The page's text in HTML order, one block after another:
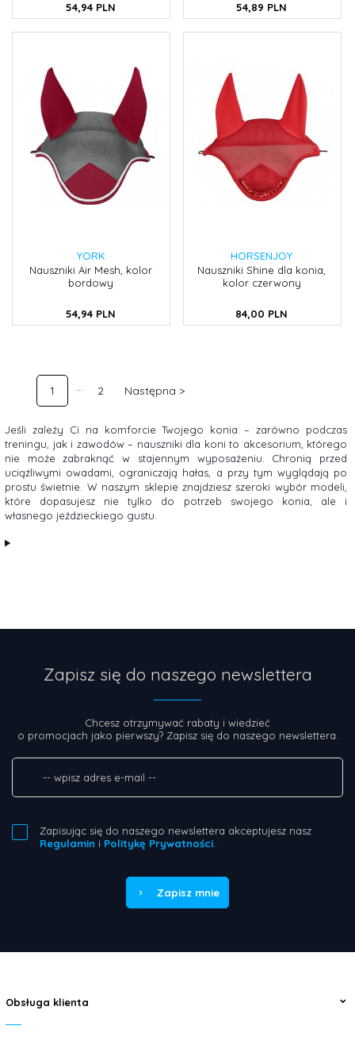
54,94 PLN 54,89 PLN
YORK
Nauszniki Air Mesh, kolor
bordowy
54,94 PLN
HORSENJOY
Nauszniki Shine dla konia,
kolor czerwony
84,00 PLN
1 2 Następna >
Jeśli zależy Ci na komforcie Twojego konia – zarówno podczas
treningu, jak i zawodów – nauszniki dla koni to akcesorium, którego
nie może zabraknąć w stajennym wyposażeniu. Chronią przed
uciążliwymi owadami, ograniczają hałas, a przy tym wyglądają po
prostu świetnie. W naszym sklepie znajdziesz szeroki wybór modeli,
które dopasujesz nie tylko do potrzeb swojego konia, ale i
własnego jeździeckiego gustu.
Zapisz się do naszego newslettera
Chcesz otrzymywać rabaty i wiedzieć
o promocjach jako pierwszy? Zapisz się do naszego newslettera.
Zapisując się do naszego newslettera akceptujesz nasz
Regulamin i Politykę Prywatności.
Zapisz mnie
Obsługa klienta